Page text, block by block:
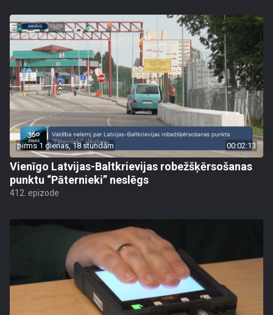
pirms 1 dienas, 18 stundām 00:02:13
Vienīgo Latvijas-Baltkrievijas robežšķērsošanas
punktu “Pāternieki” neslēgs
412. epizode